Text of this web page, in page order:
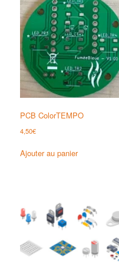
PCB ColorTEMPO
4,50€
Ajouter au panier